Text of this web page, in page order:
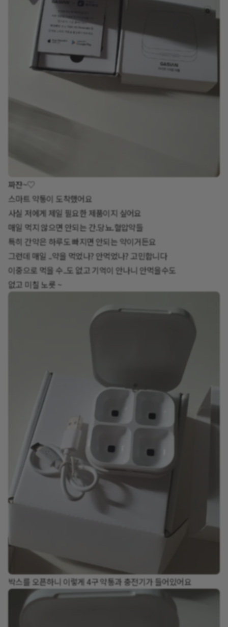
짜쟌~♡
스마트 약통이 도착했어요
사실 저에게 제일 필요한 제품이지 싶어요
매일 먹지 않으면 안되는 간.당뇨.혈압약들
특히 간약은 하루도 빠지면 안되는 약이거든요
그런데 매일 ..약을 먹었나? 안먹었나? 고민합니다
이중으로 먹을 수..도 없고 기억이 안나니 안먹을수도
없고 미칠 노릇 ~
박스를 오픈하니 이렇게 4구 약통과 충전기가 들어있어요